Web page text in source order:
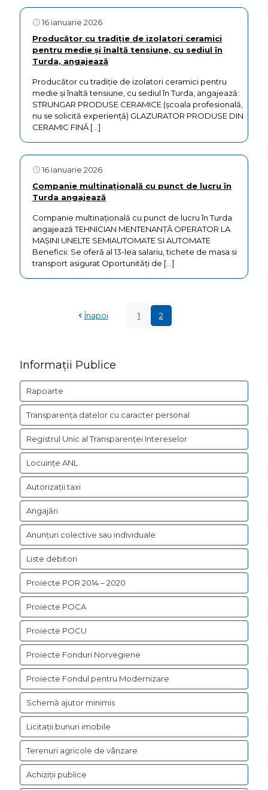
16 ianuarie 2026
Producător cu tradiție de izolatori ceramici
pentru medie și înaltă tensiune, cu sediul în
Turda, angajează
Producător cu tradiție de izolatori ceramici pentru
medie și înaltă tensiune, cu sediul în Turda, angajează:
STRUNGAR PRODUSE CERAMICE (școala profesională,
nu se solicită experiență) GLAZURATOR PRODUSE DIN
CERAMIC FINĂ […]
16 ianuarie 2026
Companie multinațională cu punct de lucru în
Turda angajează
Companie multinațională cu punct de lucru în Turda
angajează TEHNICIAN MENTENANȚĂ OPERATOR LA
MAȘINI UNELTE SEMIAUTOMATE SI AUTOMATE
Beneficii: Se oferă al 13-lea salariu, tichete de masa si
transport asigurat Oportunități de […]
Înapoi 1 2
Informații Publice
Rapoarte
Transparența datelor cu caracter personal
Registrul Unic al Transparenței Intereselor
Locuințe ANL
Autorizații taxi
Angajări
Anunțuri colective sau individuale
Liste debitori
Proiecte POR 2014 – 2020
Proiecte POCA
Proiecte POCU
Proiecte Fonduri Norvegiene
Proiecte Fondul pentru Modernizare
Schemă ajutor minimis
Licitații bunuri imobile
Terenuri agricole de vânzare
Achiziții publice